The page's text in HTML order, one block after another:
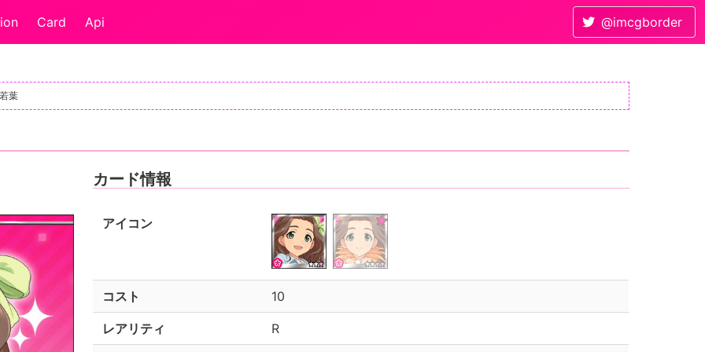
Card Api @imcgborder
葉
カード情報
アイコン
コスト 10
レアリティ R